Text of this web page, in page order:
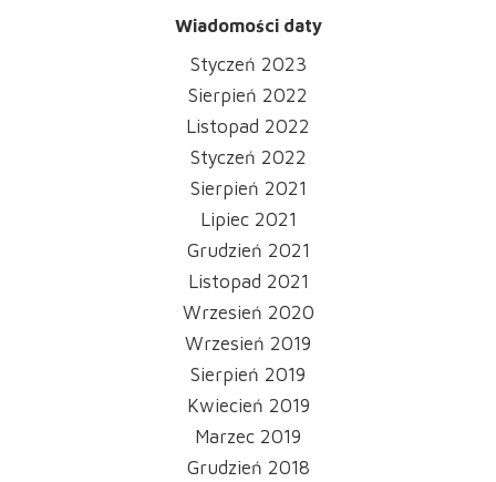
Wiadomości daty
Styczeń 2023
Sierpień 2022
Listopad 2022
Styczeń 2022
Sierpień 2021
Lipiec 2021
Grudzień 2021
Listopad 2021
Wrzesień 2020
Wrzesień 2019
Sierpień 2019
Kwiecień 2019
Marzec 2019
Grudzień 2018